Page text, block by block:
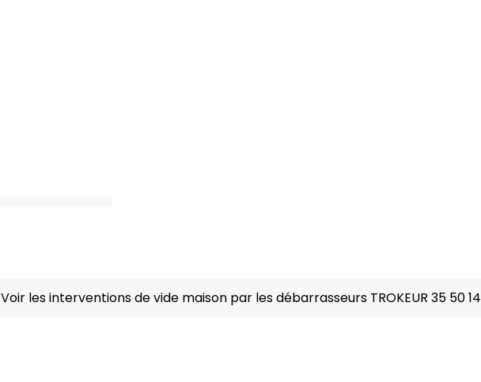
Voir les interventions de vide maison par les débarrasseurs TROKEUR 35 50 14